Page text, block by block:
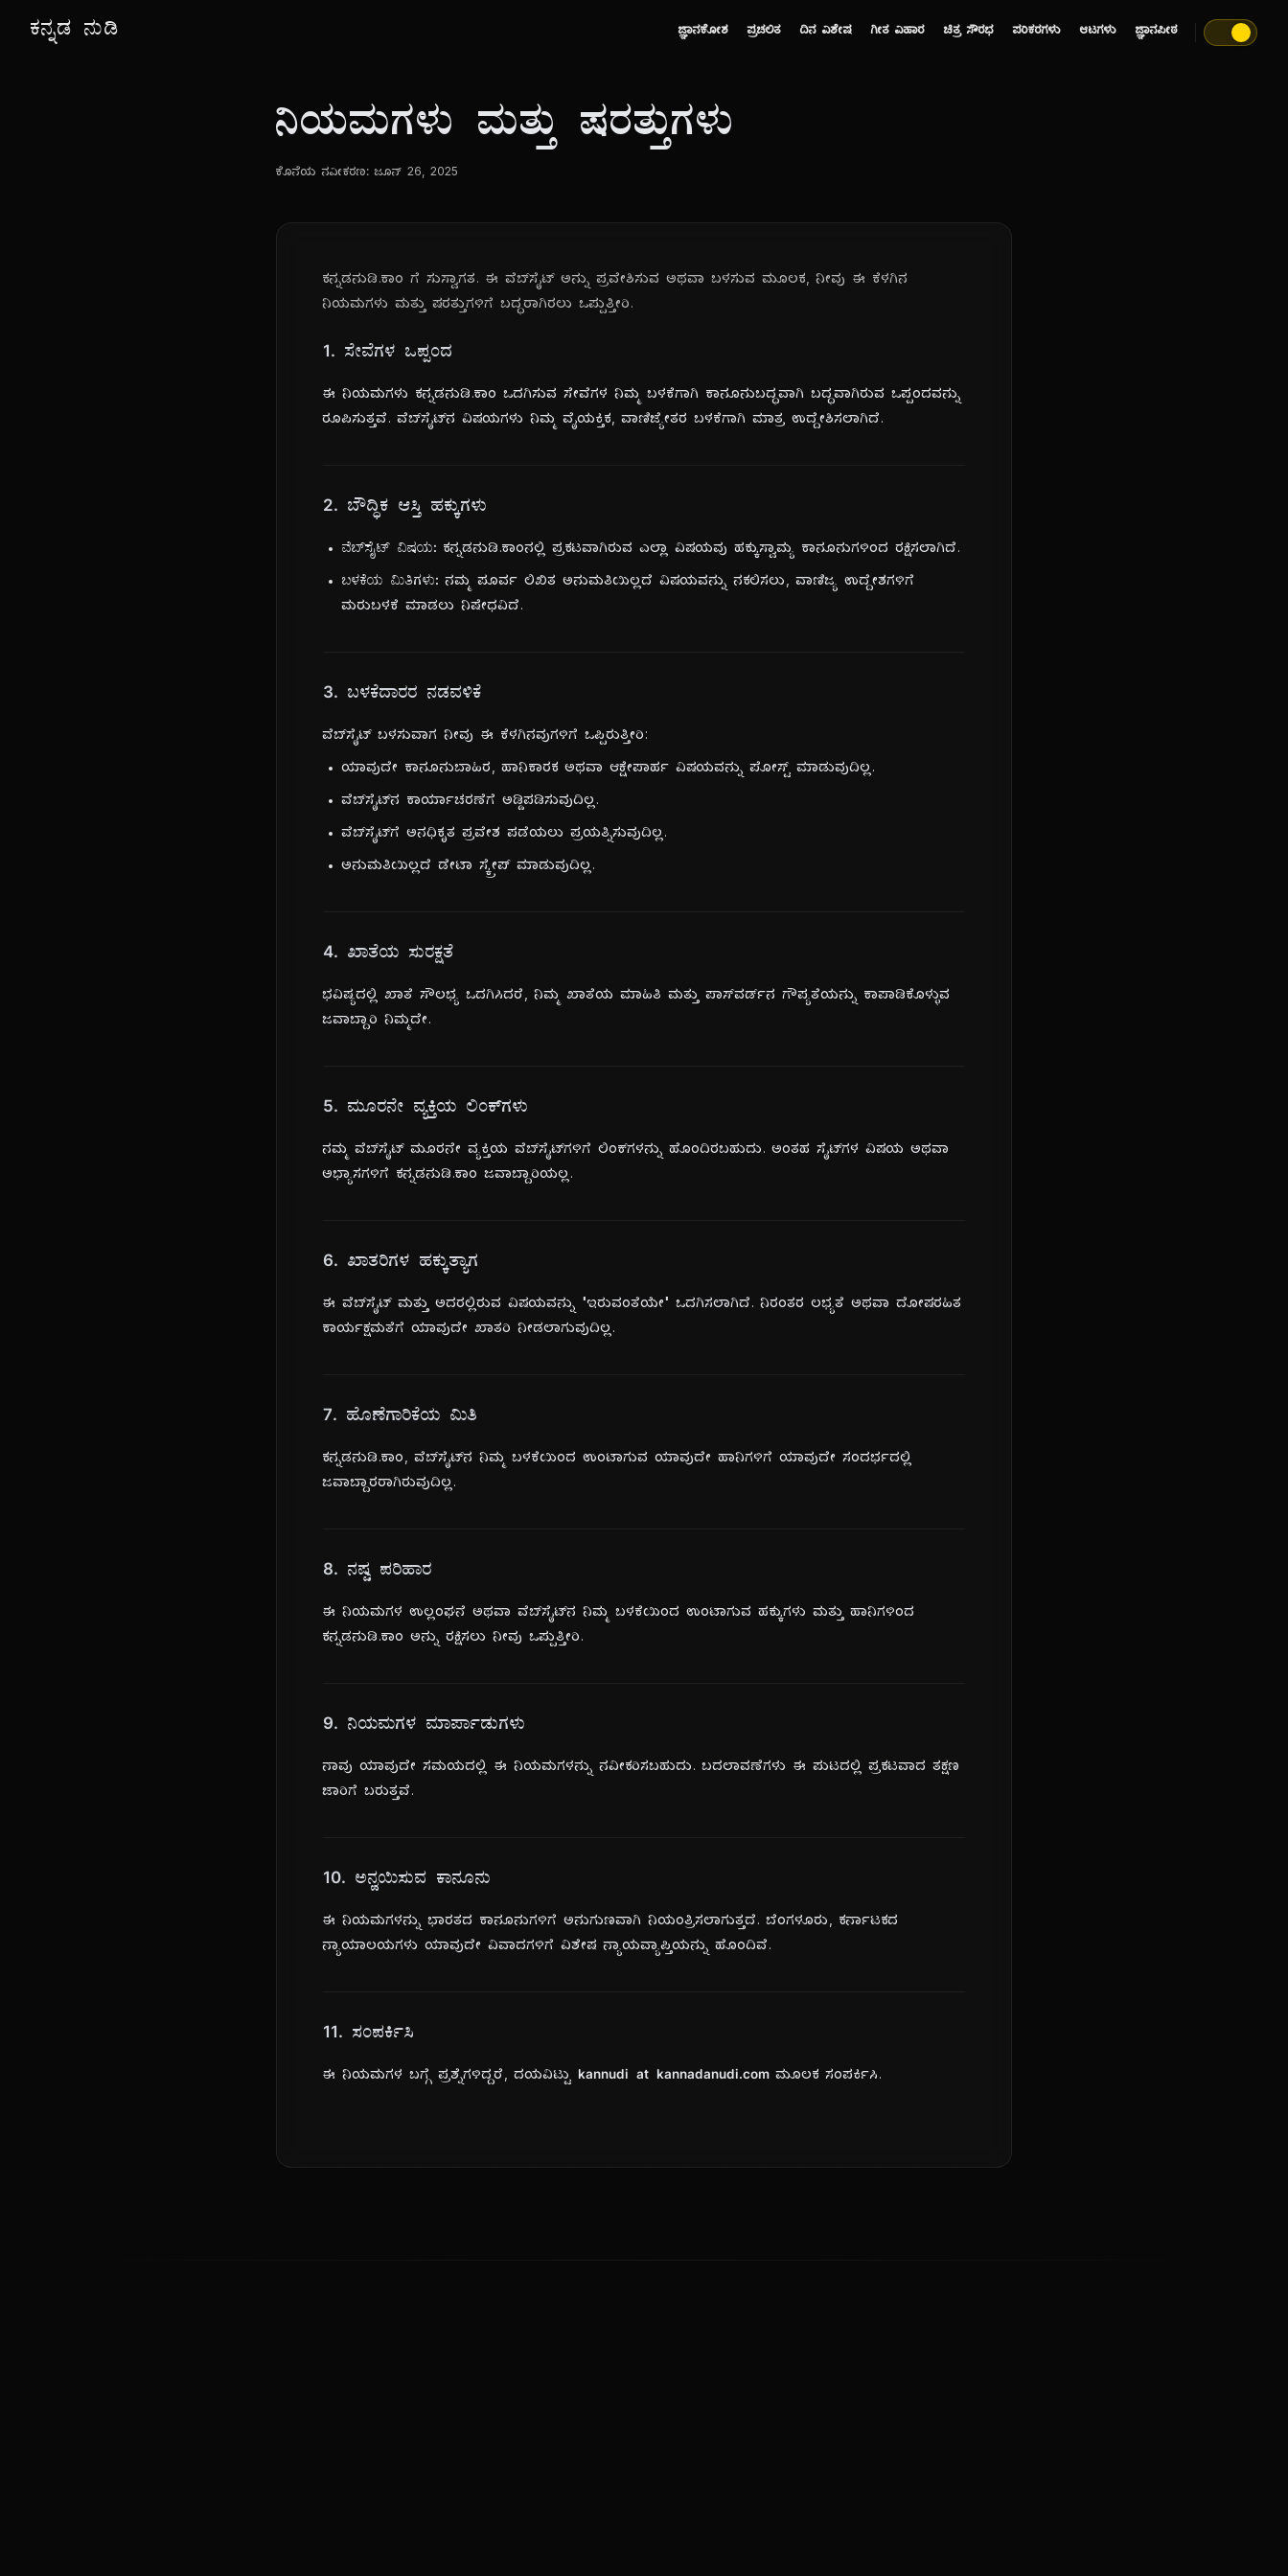
ಕನ್ನಡ ನುಡಿ ಜ್ಞಾನಕೋಶ ಪ್ರಚಲಿತ ದಿನ ವಿಶೇಷ ಗೀತ ವಿಹಾರ ಚಿತ್ರ ಸೌರಭ ಪರಿಕರಗಳು ಆಟಗಳು ಜ್ಞಾನಪೀಠ
ನಿಯಮಗಳು ಮತ್ತು ಷರತ್ತುಗಳು
ಕೊನೆಯ ನವೀಕರಣ: ಜೂನ್ 26, 2025
ಕನ್ನಡನುಡಿ.ಕಾಂ ಗೆ ಸುಸ್ವಾಗತ. ಈ ವೆಬ್‌ಸೈಟ್ ಅನ್ನು ಪ್ರವೇಶಿಸುವ ಅಥವಾ ಬಳಸುವ ಮೂಲಕ, ನೀವು ಈ ಕೆಳಗಿನ
ನಿಯಮಗಳು ಮತ್ತು ಷರತ್ತುಗಳಿಗೆ ಬದ್ಧರಾಗಿರಲು ಒಪ್ಪುತ್ತೀರಿ.
1. ಸೇವೆಗಳ ಒಪ್ಪಂದ
ಈ ನಿಯಮಗಳು ಕನ್ನಡನುಡಿ.ಕಾಂ ಒದಗಿಸುವ ಸೇವೆಗಳ ನಿಮ್ಮ ಬಳಕೆಗಾಗಿ ಕಾನೂನುಬದ್ಧವಾಗಿ ಬದ್ಧವಾಗಿರುವ ಒಪ್ಪಂದವನ್ನು
ರೂಪಿಸುತ್ತವೆ. ವೆಬ್‌ಸೈಟ್‌ನ ವಿಷಯಗಳು ನಿಮ್ಮ ವೈಯಕ್ತಿಕ, ವಾಣಿಜ್ಯೇತರ ಬಳಕೆಗಾಗಿ ಮಾತ್ರ ಉದ್ದೇಶಿಸಲಾಗಿದೆ.
2. ಬೌದ್ಧಿಕ ಆಸ್ತಿ ಹಕ್ಕುಗಳು
ವೆಬ್‌ಸೈಟ್ ವಿಷಯ: ಕನ್ನಡನುಡಿ.ಕಾಂ‌ನಲ್ಲಿ ಪ್ರಕಟವಾಗಿರುವ ಎಲ್ಲಾ ವಿಷಯವು ಹಕ್ಕುಸ್ವಾಮ್ಯ ಕಾನೂನುಗಳಿಂದ ರಕ್ಷಿಸಲಾಗಿದೆ.
ಬಳಕೆಯ ಮಿತಿಗಳು: ನಮ್ಮ ಪೂರ್ವ ಲಿಖಿತ ಅನುಮತಿಯಿಲ್ಲದೆ ವಿಷಯವನ್ನು ನಕಲಿಸಲು, ವಾಣಿಜ್ಯ ಉದ್ದೇಶಗಳಿಗೆ
ಮರುಬಳಕೆ ಮಾಡಲು ನಿಷೇಧವಿದೆ.
3. ಬಳಕೆದಾರರ ನಡವಳಿಕೆ
ವೆಬ್‌ಸೈಟ್ ಬಳಸುವಾಗ ನೀವು ಈ ಕೆಳಗಿನವುಗಳಿಗೆ ಒಪ್ಪಿರುತ್ತೀರಿ:
ಯಾವುದೇ ಕಾನೂನುಬಾಹಿರ, ಹಾನಿಕಾರಕ ಅಥವಾ ಆಕ್ಷೇಪಾರ್ಹ ವಿಷಯವನ್ನು ಪೋಸ್ಟ್ ಮಾಡುವುದಿಲ್ಲ.
ವೆಬ್‌ಸೈಟ್‌ನ ಕಾರ್ಯಾಚರಣೆಗೆ ಅಡ್ಡಿಪಡಿಸುವುದಿಲ್ಲ.
ವೆಬ್‌ಸೈಟ್‌ಗೆ ಅನಧಿಕೃತ ಪ್ರವೇಶ ಪಡೆಯಲು ಪ್ರಯತ್ನಿಸುವುದಿಲ್ಲ.
ಅನುಮತಿಯಿಲ್ಲದೆ ಡೇಟಾ ಸ್ಕ್ರೇಪ್ ಮಾಡುವುದಿಲ್ಲ.
4. ಖಾತೆಯ ಸುರಕ್ಷತೆ
ಭವಿಷ್ಯದಲ್ಲಿ ಖಾತೆ ಸೌಲಭ್ಯ ಒದಗಿಸಿದರೆ, ನಿಮ್ಮ ಖಾತೆಯ ಮಾಹಿತಿ ಮತ್ತು ಪಾಸ್‌ವರ್ಡ್‌ನ ಗೌಪ್ಯತೆಯನ್ನು ಕಾಪಾಡಿಕೊಳ್ಳುವ
ಜವಾಬ್ದಾರಿ ನಿಮ್ಮದೇ.
5. ಮೂರನೇ ವ್ಯಕ್ತಿಯ ಲಿಂಕ್‌ಗಳು
ನಮ್ಮ ವೆಬ್‌ಸೈಟ್ ಮೂರನೇ ವ್ಯಕ್ತಿಯ ವೆಬ್‌ಸೈಟ್‌ಗಳಿಗೆ ಲಿಂಕ್‌ಗಳನ್ನು ಹೊಂದಿರಬಹುದು. ಅಂತಹ ಸೈಟ್‌ಗಳ ವಿಷಯ ಅಥವಾ
ಅಭ್ಯಾಸಗಳಿಗೆ ಕನ್ನಡನುಡಿ.ಕಾಂ ಜವಾಬ್ದಾರಿಯಲ್ಲ.
6. ಖಾತರಿಗಳ ಹಕ್ಕುತ್ಯಾಗ
ಈ ವೆಬ್‌ಸೈಟ್ ಮತ್ತು ಅದರಲ್ಲಿರುವ ವಿಷಯವನ್ನು "ಇರುವಂತೆಯೇ" ಒದಗಿಸಲಾಗಿದೆ. ನಿರಂತರ ಲಭ್ಯತೆ ಅಥವಾ ದೋಷರಹಿತ
ಕಾರ್ಯಕ್ಷಮತೆಗೆ ಯಾವುದೇ ಖಾತರಿ ನೀಡಲಾಗುವುದಿಲ್ಲ.
7. ಹೊಣೆಗಾರಿಕೆಯ ಮಿತಿ
ಕನ್ನಡನುಡಿ.ಕಾಂ, ವೆಬ್‌ಸೈಟ್‌ನ ನಿಮ್ಮ ಬಳಕೆಯಿಂದ ಉಂಟಾಗುವ ಯಾವುದೇ ಹಾನಿಗಳಿಗೆ ಯಾವುದೇ ಸಂದರ್ಭದಲ್ಲಿ
ಜವಾಬ್ದಾರರಾಗಿರುವುದಿಲ್ಲ.
8. ನಷ್ಟ ಪರಿಹಾರ
ಈ ನಿಯಮಗಳ ಉಲ್ಲಂಘನೆ ಅಥವಾ ವೆಬ್‌ಸೈಟ್‌ನ ನಿಮ್ಮ ಬಳಕೆಯಿಂದ ಉಂಟಾಗುವ ಹಕ್ಕುಗಳು ಮತ್ತು ಹಾನಿಗಳಿಂದ
ಕನ್ನಡನುಡಿ.ಕಾಂ ಅನ್ನು ರಕ್ಷಿಸಲು ನೀವು ಒಪ್ಪುತ್ತೀರಿ.
9. ನಿಯಮಗಳ ಮಾರ್ಪಾಡುಗಳು
ನಾವು ಯಾವುದೇ ಸಮಯದಲ್ಲಿ ಈ ನಿಯಮಗಳನ್ನು ನವೀಕರಿಸಬಹುದು. ಬದಲಾವಣೆಗಳು ಈ ಪುಟದಲ್ಲಿ ಪ್ರಕಟವಾದ ತಕ್ಷಣ
ಜಾರಿಗೆ ಬರುತ್ತವೆ.
10. ಅನ್ವಯಿಸುವ ಕಾನೂನು
ಈ ನಿಯಮಗಳನ್ನು ಭಾರತದ ಕಾನೂನುಗಳಿಗೆ ಅನುಗುಣವಾಗಿ ನಿಯಂತ್ರಿಸಲಾಗುತ್ತದೆ. ಬೆಂಗಳೂರು, ಕರ್ನಾಟಕದ
ನ್ಯಾಯಾಲಯಗಳು ಯಾವುದೇ ವಿವಾದಗಳಿಗೆ ವಿಶೇಷ ನ್ಯಾಯವ್ಯಾಪ್ತಿಯನ್ನು ಹೊಂದಿವೆ.
11. ಸಂಪರ್ಕಿಸಿ
ಈ ನಿಯಮಗಳ ಬಗ್ಗೆ ಪ್ರಶ್ನೆಗಳಿದ್ದರೆ, ದಯವಿಟ್ಟು kannudi at kannadanudi.com ಮೂಲಕ ಸಂಪರ್ಕಿಸಿ.